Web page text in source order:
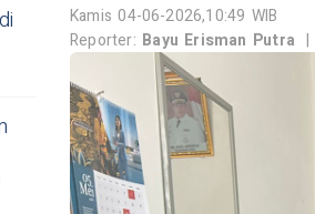
Kamis 04-06-2026,10:49 WIB
Reporter: Bayu Erisman Putra |